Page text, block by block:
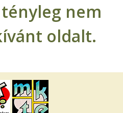
nem
oldalt.